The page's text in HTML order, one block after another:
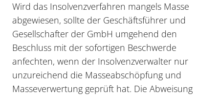
Wird das Insolvenzverfahren mangels Masse
abgewiesen, sollte der Geschäftsführer und
Gesellschafter der GmbH umgehend den
Beschluss mit der sofortigen Beschwerde
anfechten, wenn der Insolvenzverwalter nur
unzureichend die Masseabschöpfung und
Masseverwertung geprüft hat. Die Abweisung